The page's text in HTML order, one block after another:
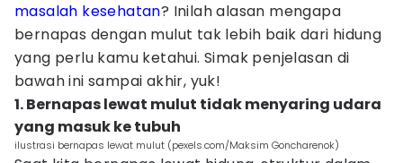
masalah kesehatan? Inilah alasan mengapa
bernapas dengan mulut tak lebih baik dari hidung
yang perlu kamu ketahui. Simak penjelasan di
bawah ini sampai akhir, yuk!
1. Bernapas lewat mulut tidak menyaring udara
yang masuk ke tubuh
ilustrasi bernapas lewat mulut (pexels.com/Maksim Goncharenok)